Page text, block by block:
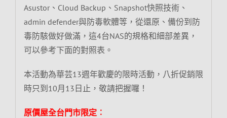
Asustor、Cloud Backup、Snapshot快照技術、
admin defender與防毒軟體等，從還原、備份到防
毒防駭做好做滿，這4台NAS的規格和細部差異，
可以參考下面的對照表。
本活動為華芸13週年歡慶的限時活動，八折促銷限
時只到10月13日止，敬請把握囉！
原價屋全台門市限定︰